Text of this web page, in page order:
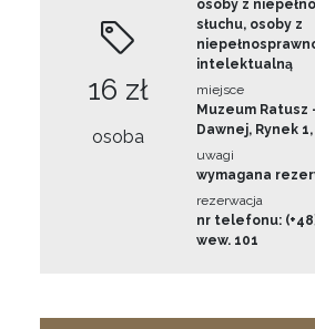
16 zł
osoba
osoby z
słuchu, osoby z
intelektualną
miejsce
Muzeum
Dawnej, Rynek
uwagi
wymagana
rezerwacja
nr telefonu:
wew. 101